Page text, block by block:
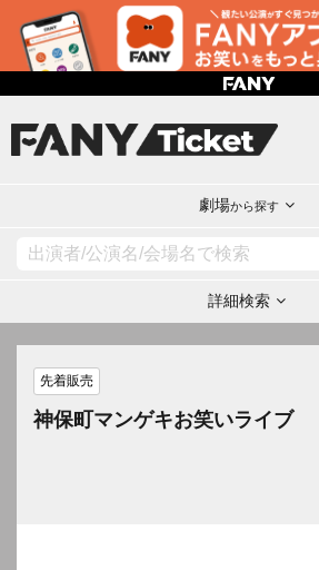
劇場から探す
詳細検索
先着販売
神保町マンゲキお笑いライブ